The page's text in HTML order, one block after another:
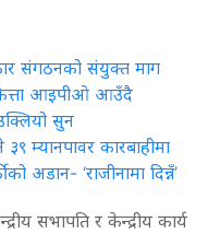
संगठनको संयुक्त माग
आइपीओ आउँदै
सुन
३९ म्यानपावर कारबाहीमा
अडान- ‘राजीनामा दिन्नँ’
सभापति र केन्द्रीय कार्य